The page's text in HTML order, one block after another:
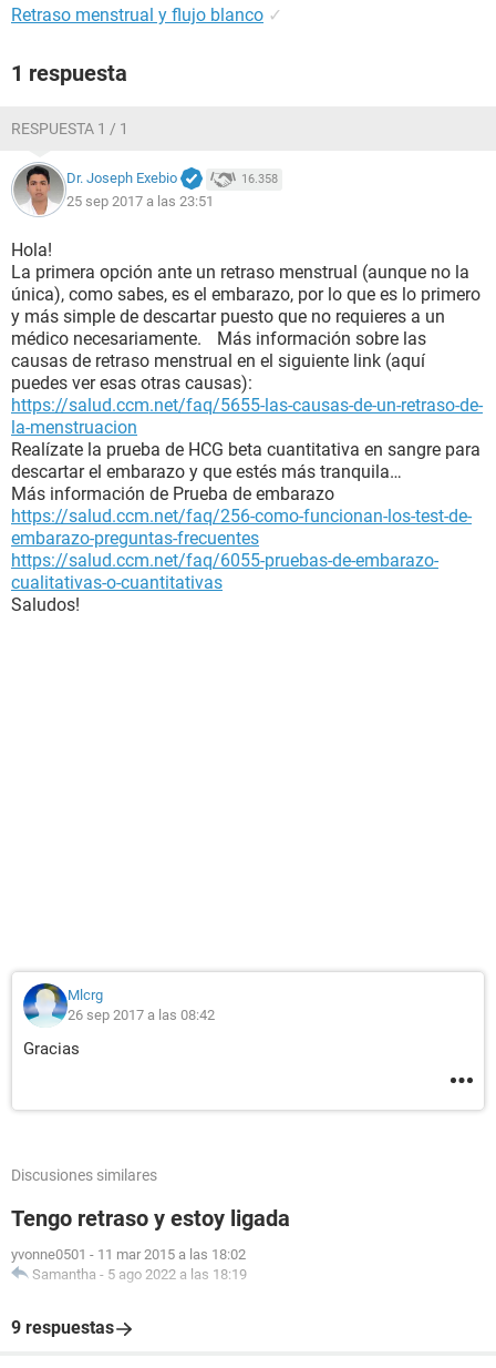
Retraso menstrual y flujo blanco ✓
1 respuesta
RESPUESTA 1 / 1
Dr. Joseph Exebio 16.358
25 sep 2017 a las 23:51
Hola!
La primera opción ante un retraso menstrual (aunque no la
única), como sabes, es el embarazo, por lo que es lo primero
y más simple de descartar puesto que no requieres a un
médico necesariamente. Más información sobre las
causas de retraso menstrual en el siguiente link (aquí
puedes ver esas otras causas):
https://salud.ccm.net/faq/5655-las-causas-de-un-retraso-de-
la-menstruacion
Realízate la prueba de HCG beta cuantitativa en sangre para
descartar el embarazo y que estés más tranquila…
Más información de Prueba de embarazo
https://salud.ccm.net/faq/256-como-funcionan-los-test-de-
embarazo-preguntas-frecuentes
https://salud.ccm.net/faq/6055-pruebas-de-embarazo-
cualitativas-o-cuantitativas
Saludos!
Mlcrg
26 sep 2017 a las 08:42
Gracias
Discusiones similares
Tengo retraso y estoy ligada
yvonne0501 - 11 mar 2015 a las 18:02
Samantha - 5 ago 2022 a las 18:19
9 respuestas